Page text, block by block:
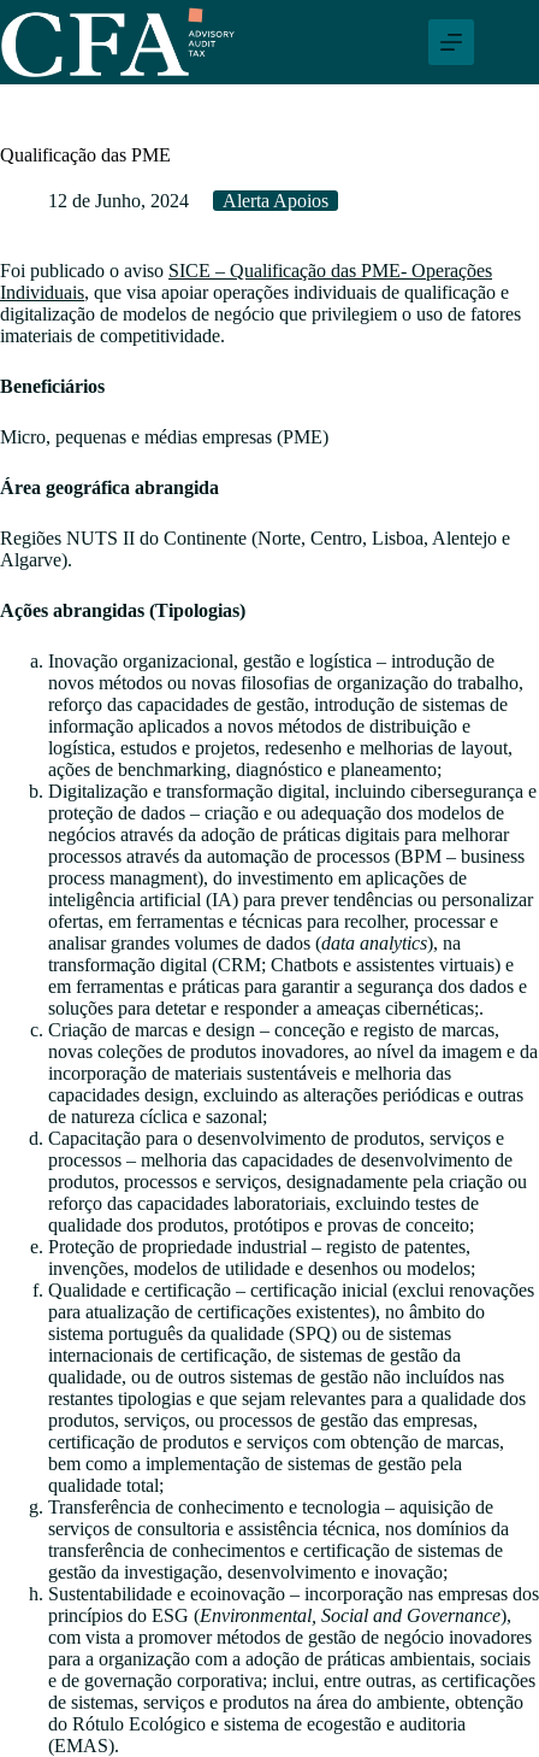
Pular
para
o
conteúdo
Qualificação das PME
12 de Junho, 2024 Alerta Apoios
Foi publicado o aviso SICE – Qualificação das PME- Operações
Individuais, que visa apoiar operações individuais de qualificação e
digitalização de modelos de negócio que privilegiem o uso de fatores
imateriais de competitividade.
Beneficiários
Micro, pequenas e médias empresas (PME)
Área geográfica abrangida
Regiões NUTS II do Continente (Norte, Centro, Lisboa, Alentejo e
Algarve).
Ações abrangidas (Tipologias)
Inovação organizacional, gestão e logística – introdução de
novos métodos ou novas filosofias de organização do trabalho,
reforço das capacidades de gestão, introdução de sistemas de
informação aplicados a novos métodos de distribuição e
logística, estudos e projetos, redesenho e melhorias de layout,
ações de benchmarking, diagnóstico e planeamento;
Digitalização e transformação digital, incluindo cibersegurança e
proteção de dados – criação e ou adequação dos modelos de
negócios através da adoção de práticas digitais para melhorar
processos através da automação de processos (BPM – business
process managment), do investimento em aplicações de
inteligência artificial (IA) para prever tendências ou personalizar
ofertas, em ferramentas e técnicas para recolher, processar e
analisar grandes volumes de dados (data analytics), na
transformação digital (CRM; Chatbots e assistentes virtuais) e
em ferramentas e práticas para garantir a segurança dos dados e
soluções para detetar e responder a ameaças cibernéticas;.
Criação de marcas e design – conceção e registo de marcas,
novas coleções de produtos inovadores, ao nível da imagem e da
incorporação de materiais sustentáveis e melhoria das
capacidades design, excluindo as alterações periódicas e outras
de natureza cíclica e sazonal;
Capacitação para o desenvolvimento de produtos, serviços e
processos – melhoria das capacidades de desenvolvimento de
produtos, processos e serviços, designadamente pela criação ou
reforço das capacidades laboratoriais, excluindo testes de
qualidade dos produtos, protótipos e provas de conceito;
Proteção de propriedade industrial – registo de patentes,
invenções, modelos de utilidade e desenhos ou modelos;
Qualidade e certificação – certificação inicial (exclui renovações
para atualização de certificações existentes), no âmbito do
sistema português da qualidade (SPQ) ou de sistemas
internacionais de certificação, de sistemas de gestão da
qualidade, ou de outros sistemas de gestão não incluídos nas
restantes tipologias e que sejam relevantes para a qualidade dos
produtos, serviços, ou processos de gestão das empresas,
certificação de produtos e serviços com obtenção de marcas,
bem como a implementação de sistemas de gestão pela
qualidade total;
Transferência de conhecimento e tecnologia – aquisição de
serviços de consultoria e assistência técnica, nos domínios da
transferência de conhecimentos e certificação de sistemas de
gestão da investigação, desenvolvimento e inovação;
Sustentabilidade e ecoinovação – incorporação nas empresas dos
princípios do ESG (Environmental, Social and Governance),
com vista a promover métodos de gestão de negócio inovadores
para a organização com a adoção de práticas ambientais, sociais
e de governação corporativa; inclui, entre outras, as certificações
de sistemas, serviços e produtos na área do ambiente, obtenção
do Rótulo Ecológico e sistema de ecogestão e auditoria
(EMAS).